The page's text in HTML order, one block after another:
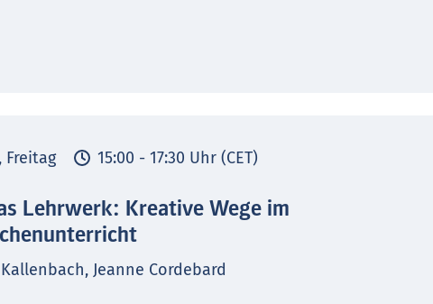
, Freitag 15:00 - 17:30 Uhr (CET)
Lehrwerk: Kreative Wege im
Jeanne Cordebard